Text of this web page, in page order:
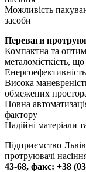
Можливість
засоби
Переваги
Компактна та
металомісткість,
Висока
обмежених
Повна
фактору
Надійні матеріали
Підприємство
протруювачі
43-68, факс: +38